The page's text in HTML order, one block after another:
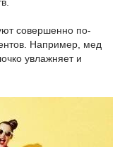
совершенно по-
Например, мед
увлажняет и